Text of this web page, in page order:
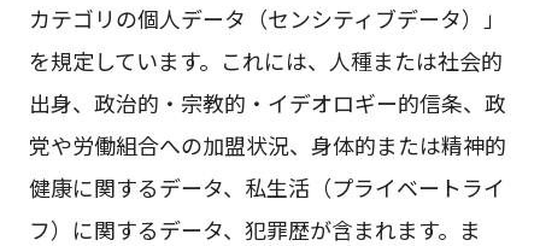
カテゴリの個人データ（センシティブデータ）」
を規定しています。これには、人種または社会的
出身、政治的・宗教的・イデオロギー的信条、政
党や労働組合への加盟状況、身体的または精神的
健康に関するデータ、私生活（プライベートライ
フ）に関するデータ、犯罪歴が含まれます。ま